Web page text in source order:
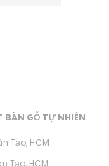
GỖ TỰ NHIÊN
Tạo, HCM
Tạo, HCM